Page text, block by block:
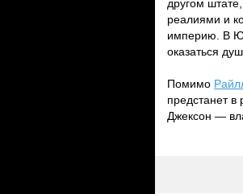
другом
реалиями и
империю. В
оказаться
Помимо
предстанет в
Джексон —